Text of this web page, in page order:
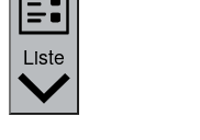
Liste